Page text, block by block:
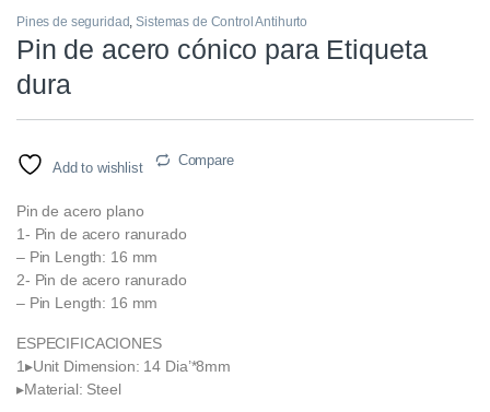
Pines de seguridad,Sistemas de Control Antihurto
Pin de acero cónico para Etiqueta
dura
Add to wishlist Compare
Pin de acero plano
1- Pin de acero ranurado
– Pin Length: 16 mm
2- Pin de acero ranurado
– Pin Length: 16 mm
ESPECIFICACIONES
1▸Unit Dimension: 14 Dia’*8mm
▸Material: Steel